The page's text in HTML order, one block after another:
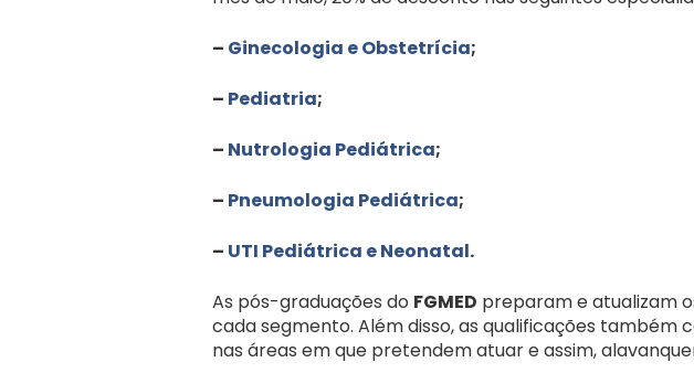
– Ginecologia e Obstetrícia;
– Pediatria;
– Nutrologia Pediátrica;
– Pneumologia Pediátrica;
– UTI Pediátrica e Neonatal.
As pós-graduações do FGMED preparam e atualizam
cada segmento. Além disso, as qualificações
nas áreas em que pretendem atuar e assim,